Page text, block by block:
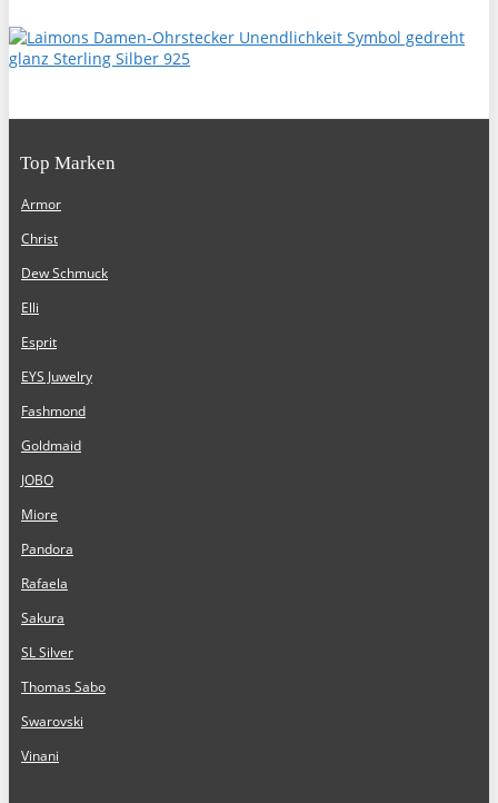
Top Marken
Armor
Christ
Dew Schmuck
Elli
Esprit
EYS Juwelry
Fashmond
Goldmaid
JOBO
Miore
Pandora
Rafaela
Sakura
SL Silver
Thomas Sabo
Swarovski
Vinani